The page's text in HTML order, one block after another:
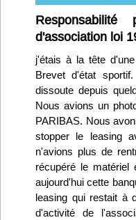
ServiceAsso
Partager
VieAsso
Infos
Divers
Abo Lettrasso
d'association loi
j'étais à la tête
Brevet d'état
dissoute depuis
Nous avions un
PARIBAS. Nous
stopper le leasing
n'avions plus de
récupéré le matériel
aujourd'hui cette
leasing qui restait à
d'activité de